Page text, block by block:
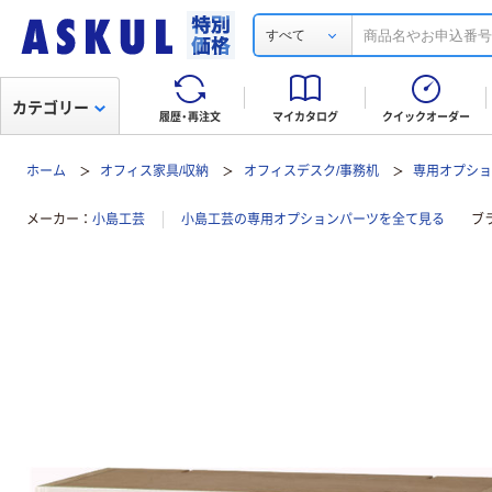
すべて
履歴・再注文 マイカタログ クイックオーダー
カテゴリー
ホーム オフィス家具/収納 オフィスデスク/事務机 専用オプシ
メーカー 小島工芸 小島工芸の専用オプションパーツを全て見る ブ